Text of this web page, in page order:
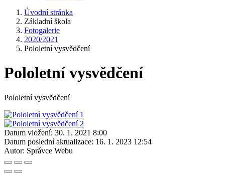
Úvodní stránka
Základní škola
Fotogalerie
2020/2021
Pololetní vysvědčení
Pololetní vysvědčení
Pololetní vysvědčení
Datum vložení: 30. 1. 2021 8:00
Datum poslední aktualizace: 16. 1. 2023 12:54
Autor: Správce Webu